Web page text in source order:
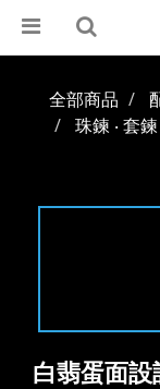
全部商品
珠鍊 ‧ 套
白翡蛋面